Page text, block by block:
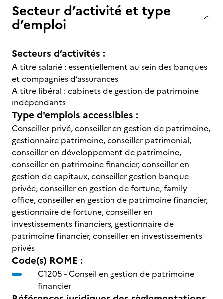
Secteur d’activité et type
d’emploi
Secteurs d’activités :
A titre salarié : essentiellement au sein des banques
et compagnies d’assurances
A titre libéral : cabinets de gestion de patrimoine
indépendants
Type d'emplois accessibles :
Conseiller privé, conseiller en gestion de patrimoine,
gestionnaire patrimoine, conseiller patrimonial,
conseiller en développement de patrimoine,
conseiller en patrimoine financier, conseiller en
gestion de capitaux, conseiller gestion banque
privée, conseiller en gestion de fortune, family
office, conseiller en gestion de patrimoine financier,
gestionnaire de fortune, conseiller en
investissements financiers, gestionnaire de
patrimoine financier, conseiller en investissements
privés
Code(s) ROME :
C1205 -Conseil en gestion de patrimoine
financier